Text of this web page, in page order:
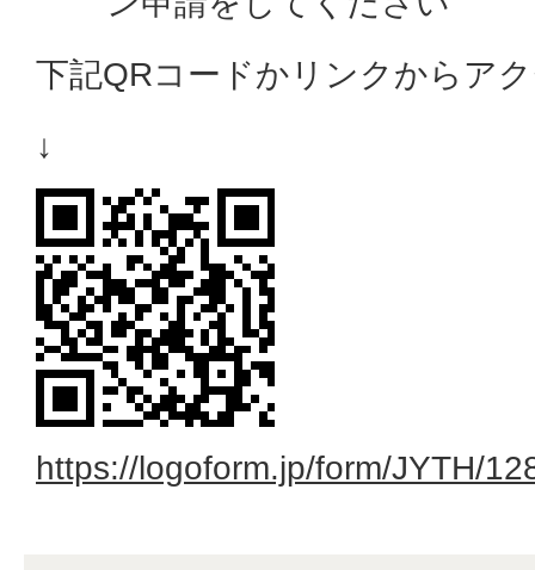
下記QRコードかリンクからア
↓
https://logoform.jp/form/JYTH/